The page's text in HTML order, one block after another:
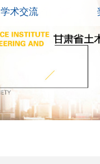
学术交流